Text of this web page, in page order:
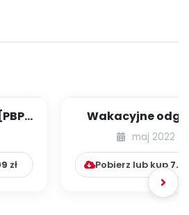
-
-
zł
Wakacyjne
[PBP - dzieci
numer 3]
maj 2022
Pobierz lub kup